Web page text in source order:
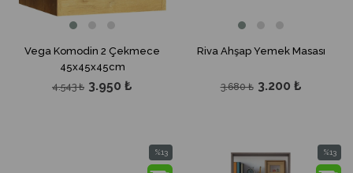
Vega Komodin 2 Çekmece
45x45x45cm
3.950 ₺
4.543 ₺
Riva Ahşap Yemek Masası
3.200 ₺
3.680 ₺
%13
İndirim
%13
İndirim